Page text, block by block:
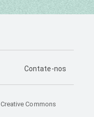
PÁGINA DE
Contate-nos
Creative Commons